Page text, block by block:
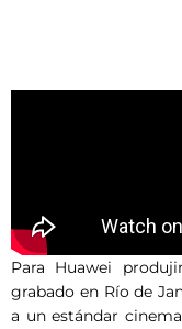
Para Huawei
grabado en Río de
a un estándar